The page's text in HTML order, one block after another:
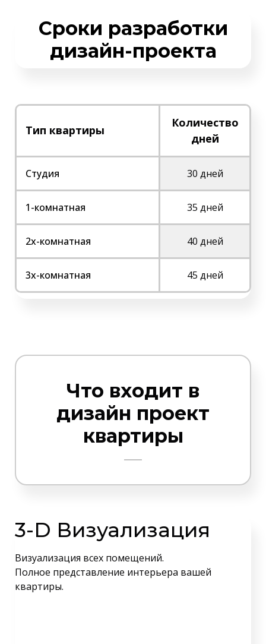
Сроки разработки
дизайн-проекта
Тип квартиры
Количество
дней
Студия 30 дней
1-комнатная 35 дней
2х-комнатная 40 дней
3х-комнатная 45 дней
Что входит в
дизайн проект
квартиры
3-D Визуализация
Визуализация всех помещений.
Полное представление интерьера вашей
квартиры.